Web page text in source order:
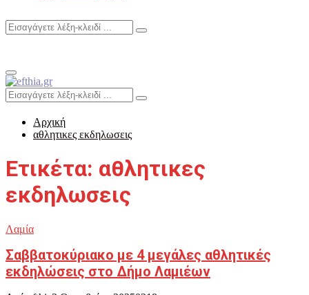
Search
Search
Primary
Menu
Search
for:
Search
Αρχική
αθλητικες εκδηλωσεις
Ετικέτα: αθλητικες
εκδηλωσεις
Λαμία
Σαββατοκύριακο με 4 μεγάλες αθλητικές
εκδηλώσεις στο Δήμο Λαμιέων